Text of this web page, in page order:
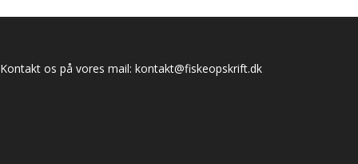
Kontakt os på vores mail: kontakt@fiskeopskrift.dk